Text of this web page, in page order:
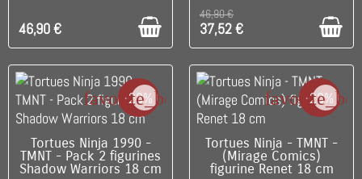
46,90 €
46,90 €
37,52 €
-20%
C'EST LE DERNIER !
favorite_border
Tortues Ninja 1990 -
TMNT - Pack 2 figurines
Shadow Warriors 18 cm
-20%
DISPONIBLE
Tortues Ninja - TMNT -
(Mirage Comics)
figurine Renet 18 cm